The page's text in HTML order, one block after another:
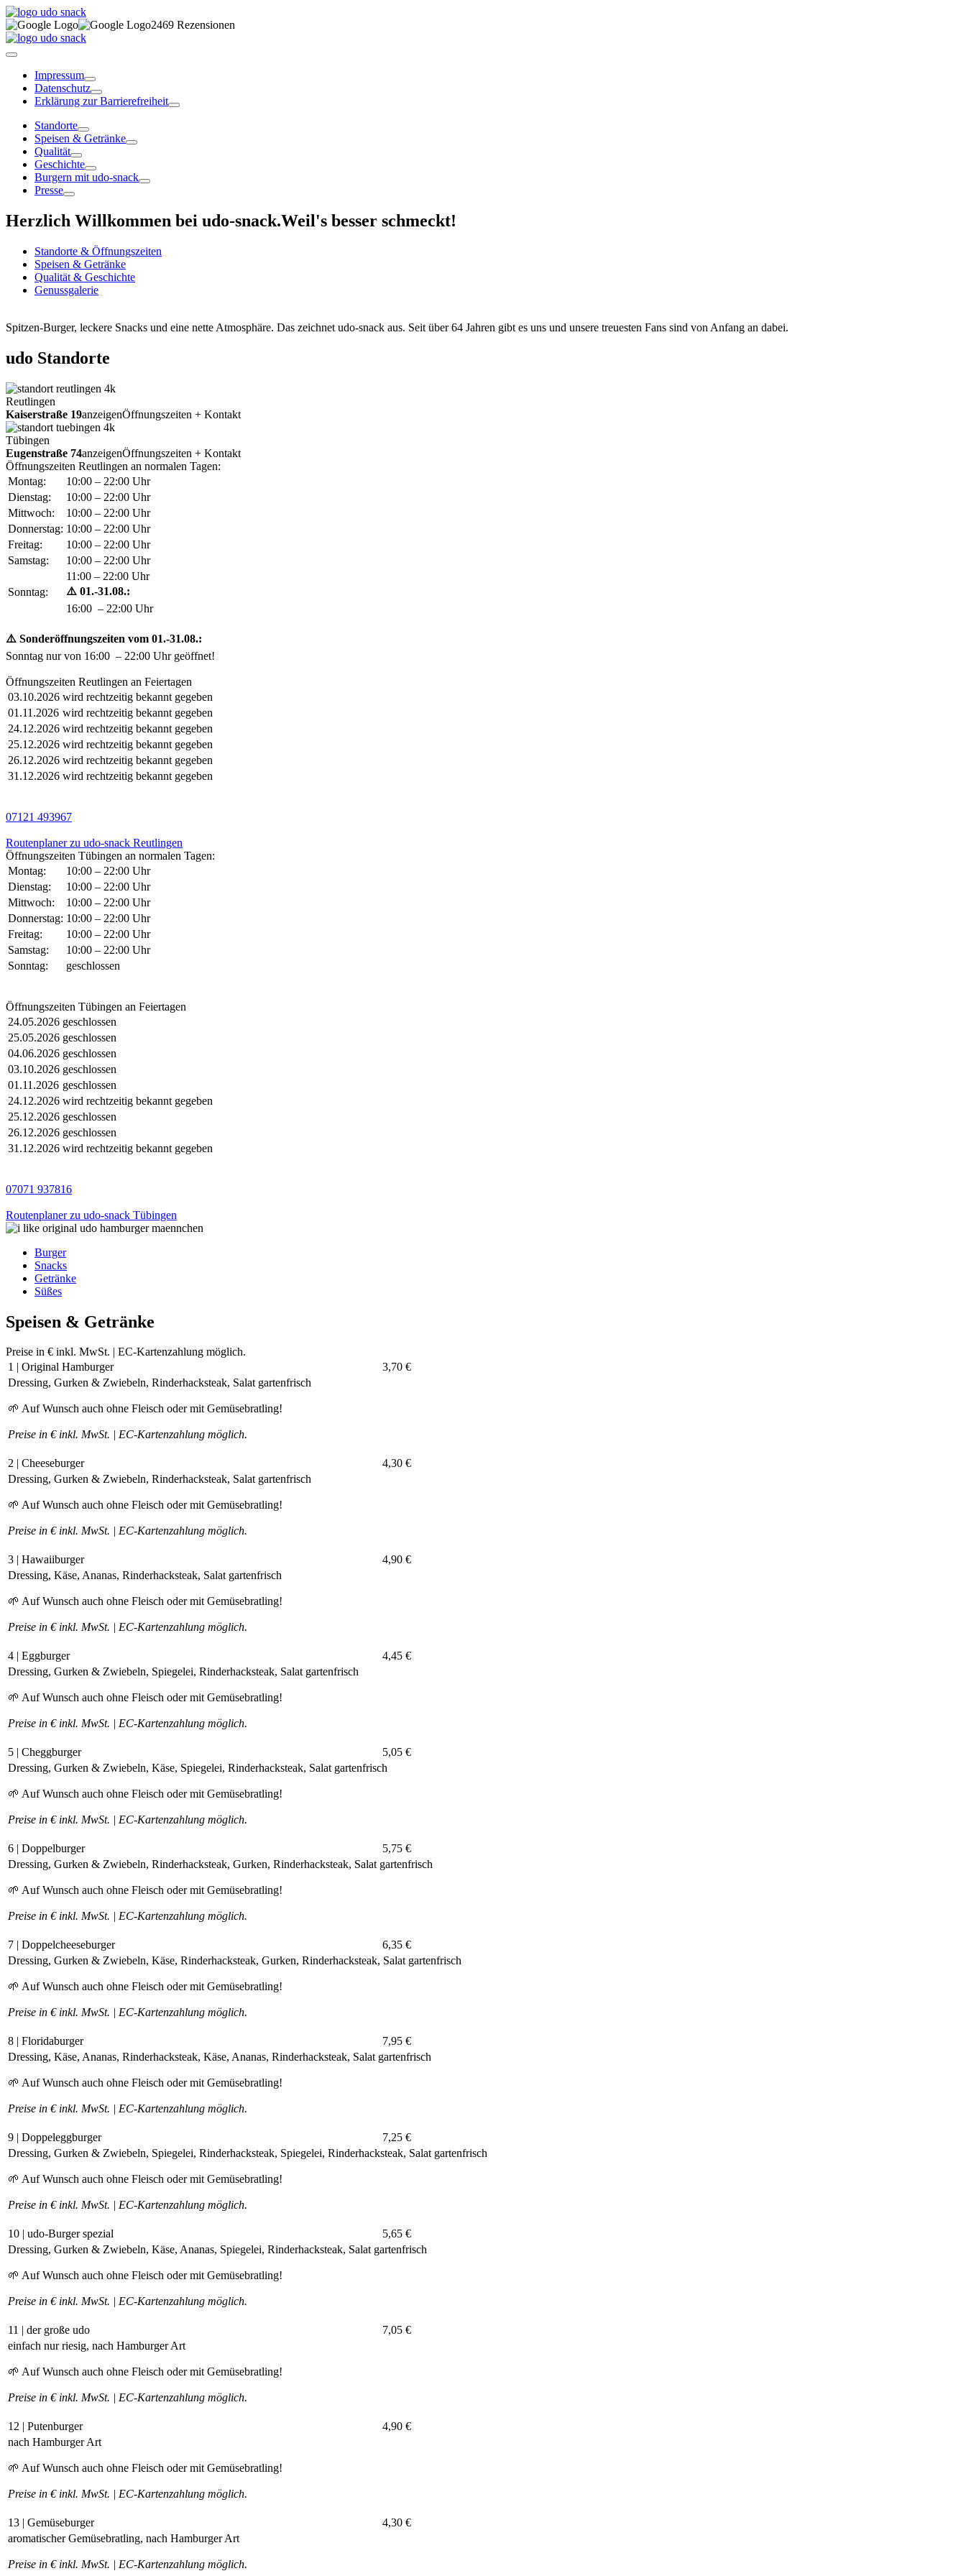
2469 Rezensionen
Impressum
Datenschutz
Erklärung zur Barrierefreiheit
Standorte
Speisen & Getränke
Qualität
Geschichte
Burgern mit udo-snack
Presse
Herzlich Willkommen bei udo-snack.Weil's besser schmeckt!
Standorte & Öffnungszeiten
Speisen & Getränke
Qualität & Geschichte
Genussgalerie
Spitzen-Burger, leckere Snacks und eine nette Atmosphäre. Das zeichnet udo-snack aus. Seit über 64 Jahren gibt es uns und unsere treuesten Fans sind von Anfang an dabei.
udo Standorte
Reutlingen
Kaiserstraße 19anzeigenÖffnungszeiten + Kontakt
Tübingen
Eugenstraße 74anzeigenÖffnungszeiten + Kontakt
Öffnungszeiten Reutlingen an normalen Tagen:
Montag:
10:00 – 22:00 Uhr
Dienstag:
10:00 – 22:00 Uhr
Mittwoch:
10:00 – 22:00 Uhr
Donnerstag: 10:00 – 22:00 Uhr
Freitag:
10:00 – 22:00 Uhr
Samstag:
10:00 – 22:00 Uhr
Sonntag:
11:00 – 22:00 Uhr
⚠️ 01.-31.08.:
16:00 – 22:00 Uhr
⚠️ Sonderöffnungszeiten vom 01.-31.08.:
Sonntag nur von 16:00 – 22:00 Uhr geöffnet!
Öffnungszeiten Reutlingen an Feiertagen
03.10.2026 wird rechtzeitig bekannt gegeben
01.11.2026 wird rechtzeitig bekannt gegeben
24.12.2026 wird rechtzeitig bekannt gegeben
25.12.2026 wird rechtzeitig bekannt gegeben
26.12.2026 wird rechtzeitig bekannt gegeben
31.12.2026 wird rechtzeitig bekannt gegeben
07121 493967
Routenplaner zu udo-snack Reutlingen
Öffnungszeiten Tübingen an normalen Tagen:
Montag:
10:00 – 22:00 Uhr
Dienstag:
10:00 – 22:00 Uhr
Mittwoch:
10:00 – 22:00 Uhr
Donnerstag: 10:00 – 22:00 Uhr
Freitag:
10:00 – 22:00 Uhr
Samstag:
10:00 – 22:00 Uhr
Sonntag:
geschlossen
Öffnungszeiten Tübingen an Feiertagen
24.05.2026 geschlossen
25.05.2026 geschlossen
04.06.2026 geschlossen
03.10.2026 geschlossen
01.11.2026 geschlossen
24.12.2026 wird rechtzeitig bekannt gegeben
25.12.2026 geschlossen
26.12.2026 geschlossen
31.12.2026 wird rechtzeitig bekannt gegeben
07071 937816
Routenplaner zu udo-snack Tübingen
Burger
Snacks
Getränke
Süßes
Speisen & Getränke
Preise in € inkl. MwSt. | EC-Kartenzahlung möglich.
1 | Original Hamburger
3,70 €
Dressing, Gurken & Zwiebeln, Rinderhacksteak, Salat gartenfrisch
🌱 Auf Wunsch auch ohne Fleisch oder mit Gemüsebratling!
Preise in € inkl. MwSt. | EC-Kartenzahlung möglich.
2 | Cheeseburger
4,30 €
Dressing, Gurken & Zwiebeln, Rinderhacksteak, Salat gartenfrisch
🌱 Auf Wunsch auch ohne Fleisch oder mit Gemüsebratling!
Preise in € inkl. MwSt. | EC-Kartenzahlung möglich.
3 | Hawaiiburger
4,90 €
Dressing, Käse, Ananas, Rinderhacksteak, Salat gartenfrisch
🌱 Auf Wunsch auch ohne Fleisch oder mit Gemüsebratling!
Preise in € inkl. MwSt. | EC-Kartenzahlung möglich.
4 | Eggburger
4,45 €
Dressing, Gurken & Zwiebeln, Spiegelei, Rinderhacksteak, Salat gartenfrisch
🌱 Auf Wunsch auch ohne Fleisch oder mit Gemüsebratling!
Preise in € inkl. MwSt. | EC-Kartenzahlung möglich.
5 | Cheggburger
5,05 €
Dressing, Gurken & Zwiebeln, Käse, Spiegelei, Rinderhacksteak, Salat gartenfrisch
🌱 Auf Wunsch auch ohne Fleisch oder mit Gemüsebratling!
Preise in € inkl. MwSt. | EC-Kartenzahlung möglich.
6 | Doppelburger
5,75 €
Dressing, Gurken & Zwiebeln, Rinderhacksteak, Gurken, Rinderhacksteak, Salat gartenfrisch
🌱 Auf Wunsch auch ohne Fleisch oder mit Gemüsebratling!
Preise in € inkl. MwSt. | EC-Kartenzahlung möglich.
7 | Doppelcheeseburger
6,35 €
Dressing, Gurken & Zwiebeln, Käse, Rinderhacksteak, Gurken, Rinderhacksteak, Salat gartenfrisch
🌱 Auf Wunsch auch ohne Fleisch oder mit Gemüsebratling!
Preise in € inkl. MwSt. | EC-Kartenzahlung möglich.
8 | Floridaburger
7,95 €
Dressing, Käse, Ananas, Rinderhacksteak, Käse, Ananas, Rinderhacksteak, Salat gartenfrisch
🌱 Auf Wunsch auch ohne Fleisch oder mit Gemüsebratling!
Preise in € inkl. MwSt. | EC-Kartenzahlung möglich.
9 | Doppeleggburger
7,25 €
Dressing, Gurken & Zwiebeln, Spiegelei, Rinderhacksteak, Spiegelei, Rinderhacksteak, Salat gartenfrisch
🌱 Auf Wunsch auch ohne Fleisch oder mit Gemüsebratling!
Preise in € inkl. MwSt. | EC-Kartenzahlung möglich.
10 | udo-Burger spezial
5,65 €
Dressing, Gurken & Zwiebeln, Käse, Ananas, Spiegelei, Rinderhacksteak, Salat gartenfrisch
🌱 Auf Wunsch auch ohne Fleisch oder mit Gemüsebratling!
Preise in € inkl. MwSt. | EC-Kartenzahlung möglich.
11 | der große udo
7,05 €
einfach nur riesig, nach Hamburger Art
🌱 Auf Wunsch auch ohne Fleisch oder mit Gemüsebratling!
Preise in € inkl. MwSt. | EC-Kartenzahlung möglich.
12 | Putenburger
4,90 €
nach Hamburger Art
🌱 Auf Wunsch auch ohne Fleisch oder mit Gemüsebratling!
Preise in € inkl. MwSt. | EC-Kartenzahlung möglich.
13 | Gemüseburger
4,30 €
aromatischer Gemüsebratling, nach Hamburger Art
Preise in € inkl. MwSt. | EC-Kartenzahlung möglich.